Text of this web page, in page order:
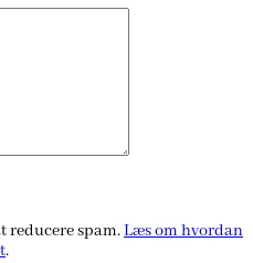
reducere spam.Læs om hvordan
.